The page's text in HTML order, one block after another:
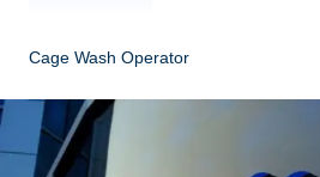
Cage Wash Operator